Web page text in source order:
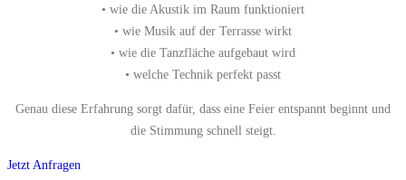
• wie die Akustik im Raum funktioniert
• wie Musik auf der Terrasse wirkt
• wie die Tanzfläche aufgebaut wird
• welche Technik perfekt passt
Genau diese Erfahrung sorgt dafür, dass eine Feier entspannt beginnt und
die Stimmung schnell steigt.
Jetzt Anfragen